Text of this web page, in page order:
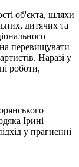
об'єкта, шляхи
дитячих та
перевищувати
Наразі у
роботи,
Ірині
у прагненні